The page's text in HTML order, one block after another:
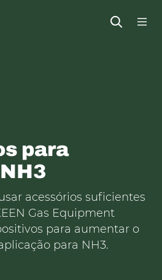
Open
para
acessórios suficientes
Gas Equipment
para aumentar o
para NH3.